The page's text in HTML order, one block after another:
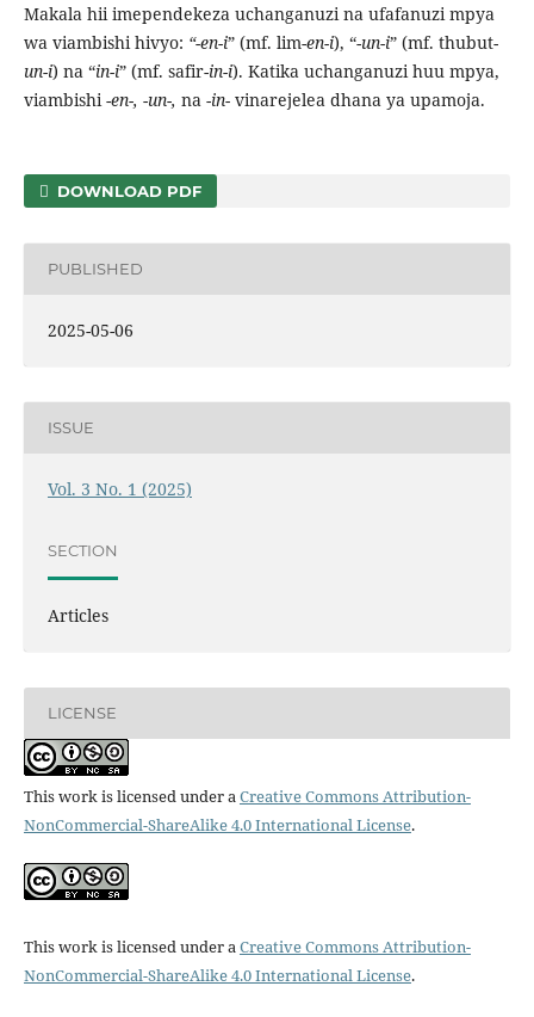
Makala hii imependekeza uchanganuzi na ufafanuzi mpya
wa viambishi hivyo: “-en-i” (mf. lim-en-i), “-un-i” (mf. thubut-
un-i) na “in-i” (mf. safir-in-i). Katika uchanganuzi huu mpya,
viambishi -en-, -un-, na -in- vinarejelea dhana ya upamoja.
DOWNLOAD PDF
PUBLISHED
2025-05-06
ISSUE
Vol. 3 No. 1 (2025)
SECTION
Articles
LICENSE
This work is licensed under aCreative Commons Attribution-
NonCommercial-ShareAlike 4.0 International License.
This work is licensed under aCreative Commons Attribution-
NonCommercial-ShareAlike 4.0 International License.